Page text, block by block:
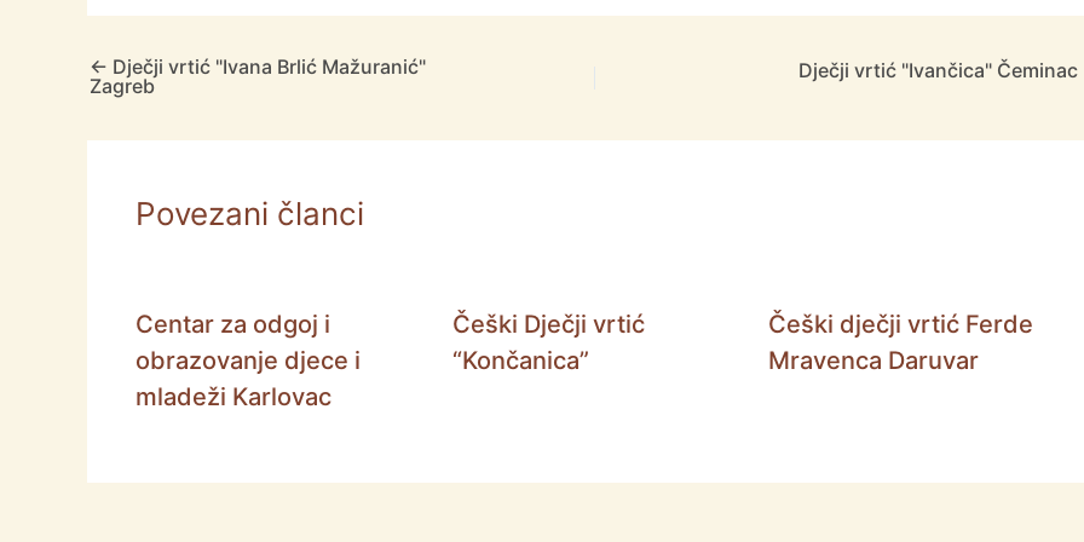
← Dječji vrtić "Ivana Brlić Mažuranić"
Zagreb
Dječji vrtić "Ivančica" Čeminac
Povezani članci
Centar za odgoj i
obrazovanje djece i
mladeži Karlovac
Češki Dječji vrtić
“Končanica”
Češki dječji vrtić Ferde
Mravenca Daruvar